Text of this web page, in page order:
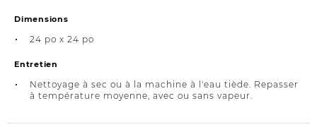
Dimensions
24 po x 24 po
Entretien
Nettoyage à sec ou à la machine à l'eau tiède. Repasser
à température moyenne, avec ou sans vapeur.